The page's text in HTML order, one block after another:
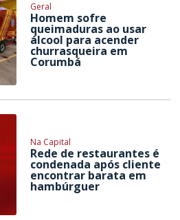
Geral
Homem sofre
queimaduras ao usar
álcool para acender
churrasqueira em
Corumbá
Na Capital
Rede de restaurantes é
condenada após cliente
encontrar barata em
hambúrguer